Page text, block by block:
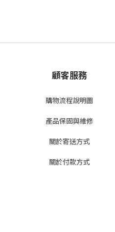
顧客服務
購物流程說明圖
產品保固與維修
關於寄送方式
關於付款方式